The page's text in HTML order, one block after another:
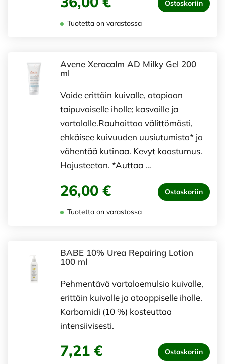
Ostoskoriin
Tuotetta on varastossa
Avene Xeracalm AD Milky Gel 200
ml
Voide erittäin kuivalle, atopiaan
taipuvaiselle iholle; kasvoille ja
vartalolle.Rauhoittaa välittömästi,
ehkäisee kuivuuden uusiutumista* ja
vähentää kutinaa. Kevyt koostumus.
Hajusteeton. *Auttaa …
26,00 € Ostoskoriin
Tuotetta on varastossa
BABE 10% Urea Repairing Lotion
100 ml
Pehmentävä vartaloemulsio kuivalle,
erittäin kuivalle ja atooppiselle iholle.
Karbamidi (10 %) kosteuttaa
intensiivisesti.
7,21 € Ostoskoriin